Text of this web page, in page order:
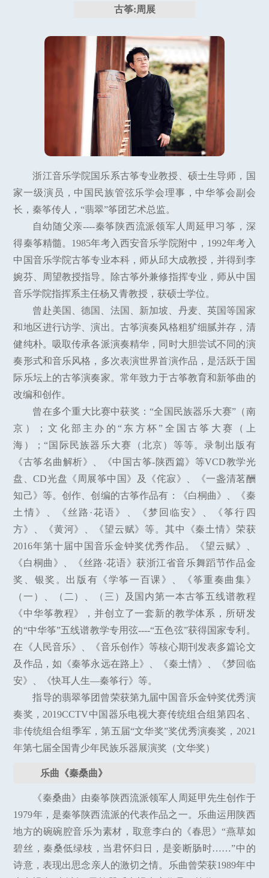
古筝:周展
浙江音乐学院国乐系古筝专业教授、硕士生导师，国
家一级演员，中国民族管弦乐学会理事，中华筝会副会
长，秦筝传人，“翡翠”筝团艺术总监。
自幼随父亲----秦筝陕西流派领军人周延甲习筝，深
得秦筝精髓。1985年考入西安音乐学院附中，1992年考入
中国音乐学院古筝专业本科，师从邱大成教授，并得到李
婉芬、周望教授指导。除古筝外兼修指挥专业，师从中国
音乐学院指挥系主任杨又青教授，获硕士学位。
曾赴美国、德国、法国、新加坡、丹麦、英国等国家
和地区进行访学、演出。古筝演奏风格粗犷细腻并存，清
健纯朴。吸取传承各派演奏精华，同时大胆尝试不同的演
奏形式和音乐风格，多次表演世界首演作品，是活跃于国
际乐坛上的古筝演奏家。常年致力于古筝教育和新筝曲的
改编和创作。
曾在多个重大比赛中获奖：“全国民族器乐大赛”（南
京）；文化部主办的“东方杯”全国古筝大赛（上
海）；“国际民族器乐大赛（北京）等等。录制出版有
《古筝名曲解析》、《中国古筝-陕西篇》等VCD教学光
盘、CD光盘《周展筝中国》及《侘寂》、《一盏清茗酬
知己》等。创作、创编的古筝作品有：《白桐曲》、《秦
土情》、《丝路·花语》、《梦回临安》、《筝行四
方》、《黄河》、《望云赋》等。其中《秦土情》荣获
2016年第十届中国音乐金钟奖优秀作品。《望云赋》、
《白桐曲》、《丝路·花语》获浙江省音乐舞蹈节作品金
奖、银奖。出版有《学筝一百课》、《筝重奏曲集》
（一）、（二）、（三）及国内第一本古筝五线谱教程
《中华筝教程》，并创立了一套新的教学体系，所研发
的“中华筝”五线谱教学专用弦----“五色弦”获得国家专利。
在《人民音乐》、《音乐创作》等核心期刊发表多篇论文
及作品，如《秦筝永远在路上》、《秦土情》、《梦回临
安》、《快耳人生—秦筝行》等。
指导的翡翠筝团曾荣获第九届中国音乐金钟奖优秀演
奏奖，2019CCTV中国器乐电视大赛传统组合组第四名、
非传统组合组季军，第五届“文华奖”奖优秀演奏奖，2021
年第七届全国青少年民族乐器展演奖（文华奖）
乐曲《秦桑曲》
《秦桑曲》由秦筝陕西流派领军人周延甲先生创作于
1979年，是秦筝陕西流派的代表作品之一。乐曲运用陕西
地方的碗碗腔音乐为素材，取意李白的《春思》“燕草如
碧丝，秦桑低绿枝，当君怀归日，是妾断肠时……”中的
诗意，表现出思念亲人的激切之情。乐曲曾荣获1989年中